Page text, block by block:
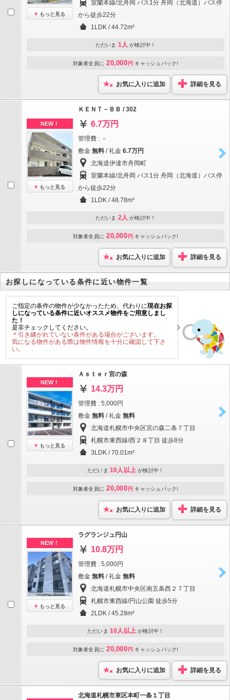
もっと見る
室蘭本線/北舟岡 バス1分 舟岡（北海道）バス停
から徒歩22分
1LDK / 44.72m²
ただいま 1人 が検討中！
対象者全員に 20,000 円 キャッシュバック!
お気に入りに追加 詳細を見る
NEW！
もっと見る
ＫＥＮＴ－ＢＢ / 302
6.7万円
管理費 : －
敷金 無料 / 礼金 6.7万円
北海道伊達市舟岡町
室蘭本線/北舟岡 バス1分 舟岡（北海道）バス停
から徒歩22分
1LDK / 48.78m²
ただいま 2人 が検討中！
対象者全員に 20,000 円 キャッシュバック!
お気に入りに追加 詳細を見る
お探しになっている条件に近い物件一覧
ご指定の条件の物件が少なかったため、代わりに現在お探
しになっている条件に近いオススメ物件をご用意しまし
た！
是非チェックしてください。
＊引き継がれていない条件がある場合がございます。
気になる物件がある際は物件情報を十分に確認して下さ
い。
NEW！
もっと見る
Ａｓｔｅｒ宮の森
14.3万円
管理費 : 5,000円
敷金 無料 / 礼金 無料
北海道札幌市中央区宮の森二条７丁目
札幌市東西線/西２８丁目 徒歩8分
3LDK / 70.01m²
ただいま 10人以上 が検討中！
対象者全員に 20,000 円 キャッシュバック!
お気に入りに追加 詳細を見る
NEW！
もっと見る
ラグランジュ円山
10.8万円
管理費 : 5,000円
敷金 無料 / 礼金 無料
北海道札幌市中央区南五条西２７丁目
札幌市東西線/円山公園 徒歩5分
2LDK / 45.28m²
ただいま 10人以上 が検討中！
対象者全員に 20,000 円 キャッシュバック!
お気に入りに追加 詳細を見る
北海道札幌市東区本町一条１丁目